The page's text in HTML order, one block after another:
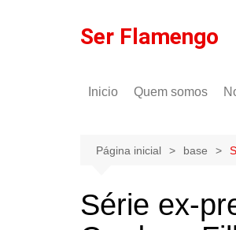
Ser Flamengo
Inicio Quem somos
Política de
Página inicial base
Série ex-